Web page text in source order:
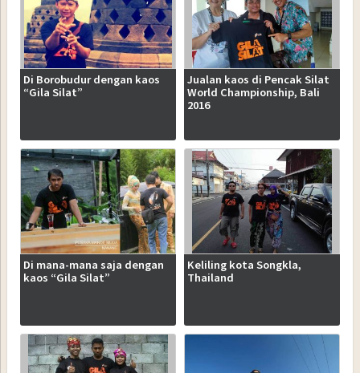
Di Borobudur dengan kaos
“Gila Silat”
Jualan kaos di Pencak Silat
World Championship, Bali
2016
Di mana-mana saja dengan
kaos “Gila Silat”
Keliling kota Songkla,
Thailand